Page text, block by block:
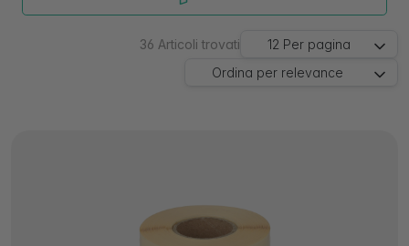
36 Articoli trovati 12 Per pagina
Ordina per relevance